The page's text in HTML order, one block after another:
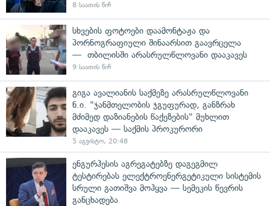
8 საათის წინ
სხვების ფოტოები დაამონტაჟა და
პორნოგრაფიული შინაარსით გაავრცელა
— თბილისში არასრულწლოვანი დააკავეს
9 საათის წინ
გიგა ავალიანის საქმეზე არასრულწლოვანი
ნ.ი. "ჯანმთელობის ჯგუფურად, განზრახ
მძიმედ დაზიანების წაქეზების" მუხლით
დააკავეს — საქმის პროკურორი
5 აგვისტო, 20:48
ენგურჰესის აგრეგატებზე დაგეგმილ
ტესტირებას ელექტროენერგეტიკული სისტემის
სრული გათიშვა მოჰყვა — სემეკის წევრის
განცხადება